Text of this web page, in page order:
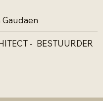
Gaudaen
- BESTUURDER